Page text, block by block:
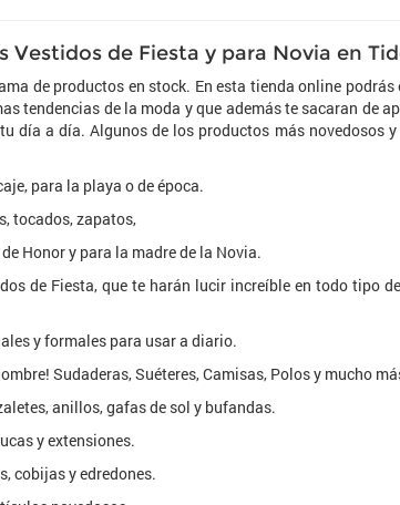
Vestidos de Fiesta y para Novia en
de productos en stock. En esta tienda online
tendencias de la moda y que además te sacaran de
día a día. Algunos de los productos más novedosos
para la playa o de época.
tocados, zapatos,
Honor y para la madre de la Novia.
de Fiesta, que te harán lucir increíble en todo tipo
y formales para usar a diario.
Sudaderas, Suéteres, Camisas, Polos y mucho
anillos, gafas de sol y bufandas.
y extensiones.
cobijas y edredones.